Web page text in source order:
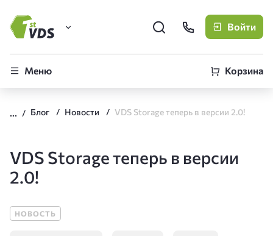
FirstVDS (вы здесь)
CLO
Войти
Меню Корзина
Блог Новости VDS Storage теперь в версии 2.0!
VDS Storage теперь в версии
2.0!
НОВОСТЬ